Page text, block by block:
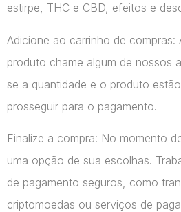
estirpe, THC e CBD, efeitos e
Adicione ao carrinho de compras:
produto chame algum de nossos
se a quantidade e o produto
prosseguir para o pagamento.
Finalize a compra: No momento
uma opção de sua escolhas.
de pagamento seguros, como
criptomoedas ou serviços de